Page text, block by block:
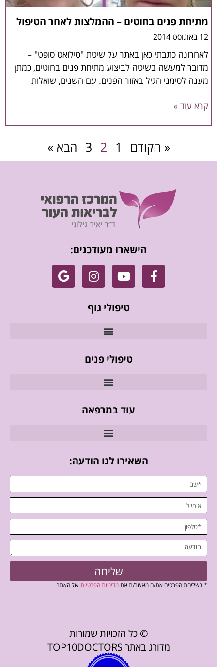
מתיחת פנים בחוטים – ההמלצות לאחר הטיפול
12 באוגוסט 2014
לאחרונה כתבתי כאן באתר על שיטת "סילואט סופט" –
מדובר למעשה בשיטה לביצוע מתיחת פנים בחוטים, כמתן
מענה לסימני הגיל באזור הפנים. עם השנים, שואלות
קרא עוד »
« הקודם 1
2
3 הבא »
הישארו מעודכנים:
טיפולי גוף
טיפולי פנים
עוד במרפאה
השאירו לנו הודעה:
שליחה
* בשליחת הפרטים את/ה מאשר/ת אתמדיניות הפרטיות של האתר
© כל הזכויות שמורות
מדורג באתר TOP10DOCTORS